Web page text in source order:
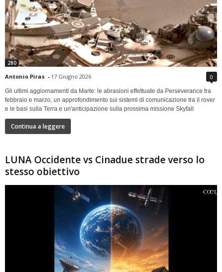
280
Antonio Piras - 17 Giugno 2026 0
Gli ultimi aggiornamenti da Marte: le abrasioni effettuate da Perseverance tra
febbraio e marzo, un approfondimento sui sistemi di comunicazione tra il rover
e le basi sulla Terra e un'anticipazione sulla prossima missione Skyfall
Continua a leggere
LUNA Occidente vs Cinadue strade verso lo
stesso obiettivo